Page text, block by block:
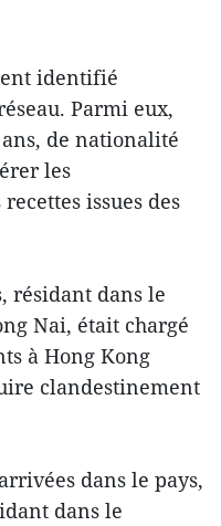
identifié
Parmi eux,
de nationalité
les
issues des
résidant dans le
Nai, était chargé
à Hong Kong
clandestinement
dans le pays,
dans le